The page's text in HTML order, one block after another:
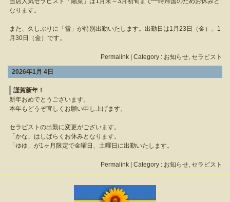
なります。
また、久しぶりに「雪」が特別出勤いたします。出勤日は1月23日（金）、1
月30日（金）です。
Permalink | Category : お知らせ, セラピスト
2026年1月 4日
謹賀新年！
新年おめでとうございます。
本年もどうぞ宜しくお願い申し上げます。
セラピストの出勤に変更がございます。
「かな」はしばらくお休みとなります。
「ゆゆ」が1ヶ月限定で金曜日、土曜日に出勤いたします。
Permalink | Category : お知らせ, セラピスト